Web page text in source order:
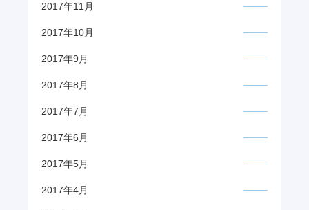
2017年11月
2017年10月
2017年9月
2017年8月
2017年7月
2017年6月
2017年5月
2017年4月